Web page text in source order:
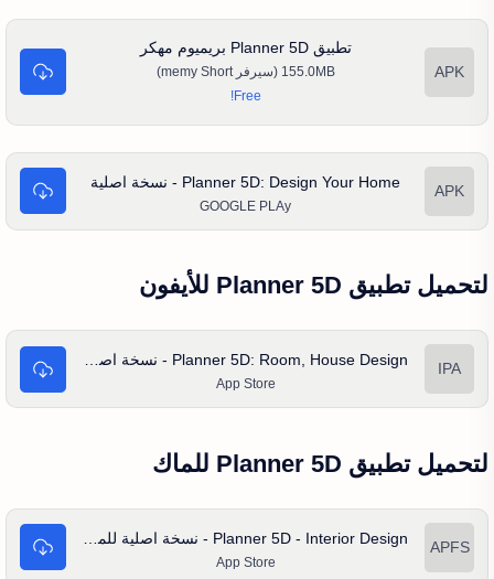
تطبيق Planner 5D بريميوم مهكر
155.0MB (سيرفر memy Short)
Planner 5D: Design Your Home - نسخة اصلية
GOOGLE PLAy
لتحميل تطبيق Planner 5D للأيفون
App Store
لتحميل تطبيق Planner 5D للماك
App Store